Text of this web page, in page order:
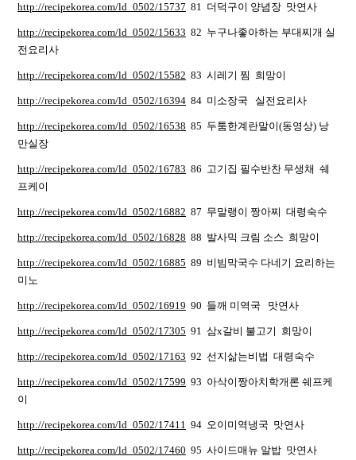
http://recipekorea.com/ld_0502/15737 81 더덕구이 양념장 맛연사
http://recipekorea.com/ld_0502/15633 82 누구나좋아하는 부대찌개 실
전요리사
http://recipekorea.com/ld_0502/15582 83 시레기 찜 희망이
http://recipekorea.com/ld_0502/16394 84 미소장국 실전요리사
http://recipekorea.com/ld_0502/16538 85 두툼한계란말이(동영상) 낭
만실장
http://recipekorea.com/ld_0502/16783 86 고기집 필수반찬 무생채 쉐
프케이
http://recipekorea.com/ld_0502/16882 87 무말랭이 짱아찌 대령숙수
http://recipekorea.com/ld_0502/16828 88 발사믹 크림 소스 희망이
http://recipekorea.com/ld_0502/16885 89 비빔막국수 다네기 요리하는
미노
http://recipekorea.com/ld_0502/16919 90 들깨 미역국 맛연사
http://recipekorea.com/ld_0502/17305 91 삼x갈비 불고기 희망이
http://recipekorea.com/ld_0502/17163 92 선지삶는비법 대령숙수
http://recipekorea.com/ld_0502/17599 93 아삭이짱아치학개론 쉐프케
이
http://recipekorea.com/ld_0502/17411 94 오이미역냉국 맛연사
http://recipekorea.com/ld_0502/17460 95 사이드매뉴 알밥 맛연사